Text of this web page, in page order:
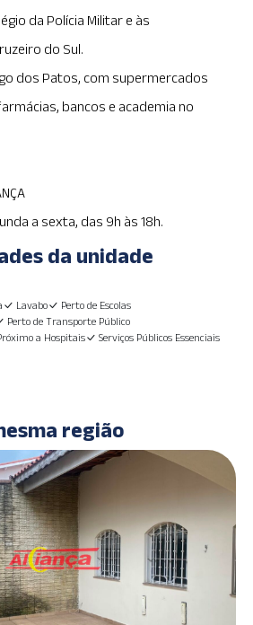
da Polícia Militar e às
do Sul.
dos Patos, com supermercados
bancos e academia no
a sexta, das 9h às 18h.
da unidade
Lavabo
Perto de Escolas
Perto de Transporte Público
a Hospitais Serviços Públicos Essenciais
região